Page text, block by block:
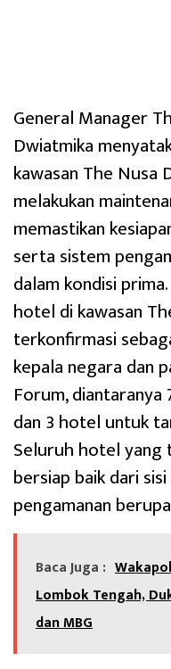
General Manager
Dwiatmika
kawasan The Nusa
melakukan
memastikan
serta sistem
dalam kondisi
hotel di kawasan
terkonfirmasi
kepala negara dan
Forum,
dan 3 hotel untuk
Seluruh hotel yang
bersiap baik dari
pengamanan
Baca Juga :
Lombok Tengah,
dan MBG